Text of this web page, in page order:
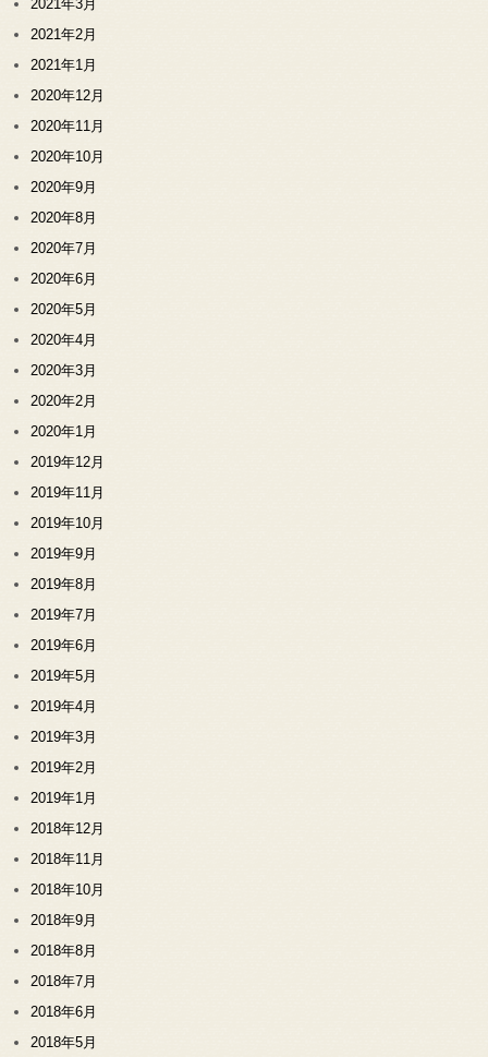
2021年3月
2021年2月
2021年1月
2020年12月
2020年11月
2020年10月
2020年9月
2020年8月
2020年7月
2020年6月
2020年5月
2020年4月
2020年3月
2020年2月
2020年1月
2019年12月
2019年11月
2019年10月
2019年9月
2019年8月
2019年7月
2019年6月
2019年5月
2019年4月
2019年3月
2019年2月
2019年1月
2018年12月
2018年11月
2018年10月
2018年9月
2018年8月
2018年7月
2018年6月
2018年5月